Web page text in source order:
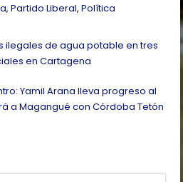
,Partido Liberal,Política
ilegales de agua potable en tres
en Cartagena
Yamil Arana lleva progreso al
a Magangué con Córdoba Tetón